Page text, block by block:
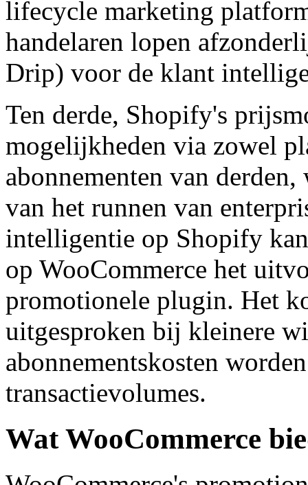
lifecycle marketing
handelaren lopen
Drip) voor de klant
Ten derde, Shopify's
mogelijkheden via zowel
abonnementen van
van het runnen van
intelligentie op Shopify
op WooCommerce het
promotionele plugin. Het
uitgesproken bij kleinere
abonnementskosten
transactievolumes.
Wat WooCommerce